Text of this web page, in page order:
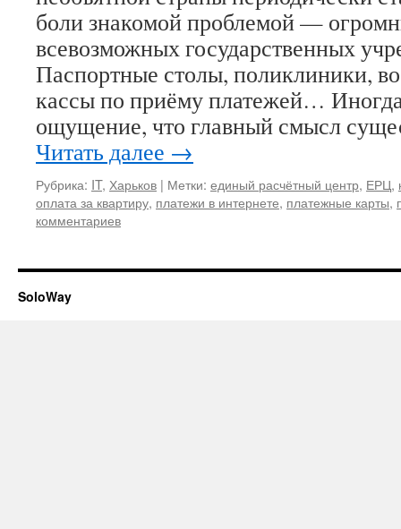
боли знакомой проблемой —
всевозможных государственных
Паспортные столы, поликлиники,
кассы по приёму платежей…
ощущение, что главный смысл
Читать далее →
Рубрика: IT, Харьков | Метки: единый расчётный центр, ЕРЦ,
оплата за квартиру, платежи в интернете, платежные карты,
комментариев
SoloWay